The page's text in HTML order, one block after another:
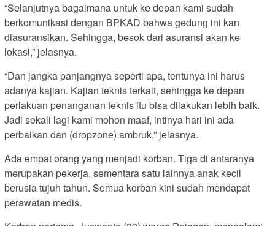
“Selanjutnya bagaimana untuk ke depan kami sudah
berkomunikasi dengan BPKAD bahwa gedung ini kan
diasuransikan. Sehingga, besok dari asuransi akan ke
lokasi,” jelasnya.
“Dan jangka panjangnya seperti apa, tentunya ini harus
adanya kajian. Kajian teknis terkait, sehingga ke depan
perlakuan penanganan teknis itu bisa dilakukan lebih baik.
Jadi sekali lagi kami mohon maaf, intinya hari ini ada
perbaikan dan (dropzone) ambruk,” jelasnya.
Ada empat orang yang menjadi korban. Tiga di antaranya
merupakan pekerja, sementara satu lainnya anak kecil
berusia tujuh tahun. Semua korban kini sudah mendapat
perawatan medis.